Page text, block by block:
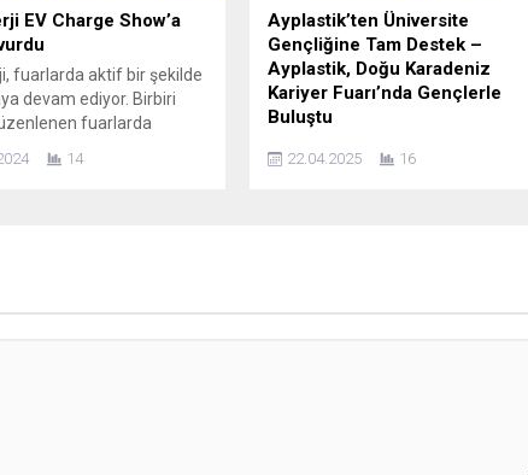
EV Charge Show’a
fuarlarda aktif bir şekilde
devam ediyor. Birbiri
fuarlarda
15 Kasım tarihlerinde
fuar katılımlarıyla
14
Ayplastik’ten Üniversite
Gençliğine Tam Destek –
Ayplastik, Doğu Karadeniz
Kariyer Fuarı’nda Gençlerle
Buluştu
Ofisi koordinasyonunda
Fakültesi’nin 4000 m²’lik kapalı
22.04.2025 16